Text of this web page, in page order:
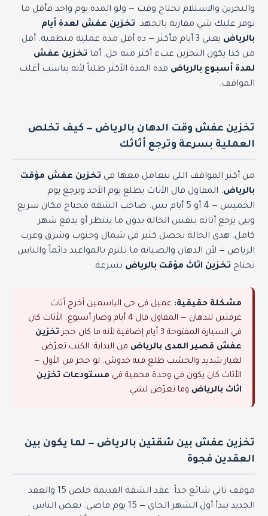
والتخزين والاستلام تحتاج وقت — ولو المدة يوم واحد فأقل ما
توفر عليك شي مقارنة بالجهد. تخزين عفش لعدة أيام
بالرياض
يعني 3 أيام فأكثر — ده أقل مدة عملية منطقية. أقل
من كذا يكون التخزين عبء أكثر منه حل. أما تخزين عفش
لمدة أسبوع بالرياض فده المدة الأكثر طلباً لأنه يناسب أغلب
المواقف.
تخزين عفش وقت الدهان بالرياض — كيف تخلص
العملية بسرعة وترجع أثاثك
من أكثر المواقف اللي نتعامل معها في تخزين عفش مؤقت
بالرياض: المقاول قال الأثاث يطلع يوم الأحد ويرجع يوم
الخميس — 4 أو 5 أيام بس. صاحب الشقة محتاج مكان سريع
ويبي يرجع أثاثه بنفس الحالة بدون ما ينتظر أو يدفع شهر
كامل. هذي الحالة تحصل كثير في شمال وجنوب وشرق وغرب
الرياض — لأن الدهان والصيانة ما تلتزم بالمواعيد دائماً والناس
تحتاج تخزين اثاث مؤقت بالرياض بسرعة.
مشكلة حقيقية: عميل في حي الياسمين أخرج أثاث
غرفتين للدهان — المقاول قال 4 أيام وصار أسبوع. الأثاث كان
في السيارة المفتوحة 3 أيام إضافية لأنه ما كان حجز
تخزين
عفش قصير المدى بالرياض من البداية. الكنب تعرّض
لغبار شديد والخشب طلع فيه خدوش. لو حجز من الأول —
الأثاث كان يكون في وحدة محمية في مستودعات تخزين
اثاث بالرياض وما تعرّض لشي.
تخزين عفش بين شقتين بالرياض — لما يكون بين
العقدين فجوة
موقف ثاني شائع جداً: عقد الشقة القديمة خلص 15 والعقد
الجديد يبدأ أول الشهر الجاي — 15 يوم فاضي. بعض الناس